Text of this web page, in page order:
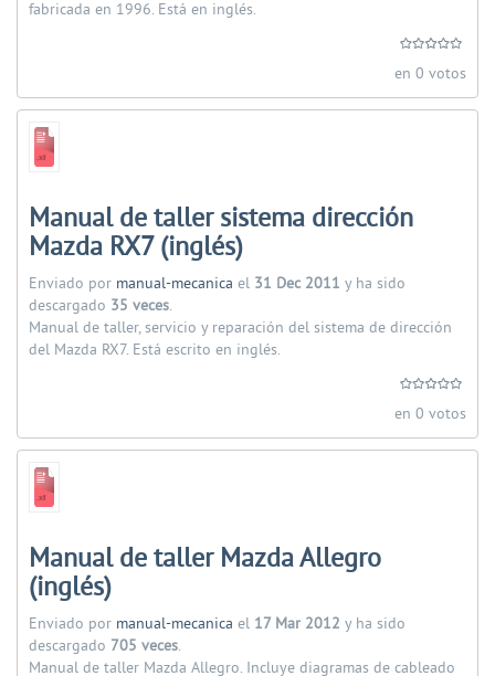
fabricada en 1996. Está en inglés.
en 0 votos
Manual de taller sistema dirección
Mazda RX7 (inglés)
Enviado por manual-mecanica el 31 Dec 2011 y ha sido
descargado 35 veces.
Manual de taller, servicio y reparación del sistema de dirección
del Mazda RX7. Está escrito en inglés.
en 0 votos
Manual de taller Mazda Allegro
(inglés)
Enviado por manual-mecanica el 17 Mar 2012 y ha sido
descargado 705 veces.
Manual de taller Mazda Allegro. Incluye diagramas de cableado